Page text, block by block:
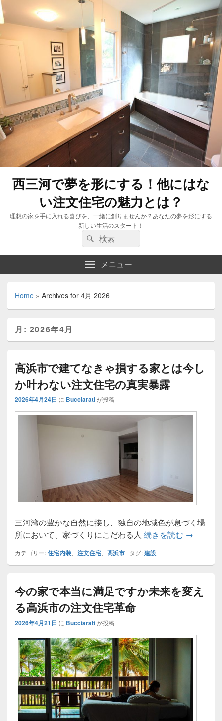
西三河で夢を形にする！他にはな
い注文住宅の魅力とは？
理想の家を手に入れる喜びを、一緒に創りませんか？あなたの夢を形にする
新しい生活のスタート！
検
索:
検
索
メニュー
Home » Archives for 4月 2026
月: 2026年4月
高浜市で建てなきゃ損する家とは今し
か叶わない注文住宅の真実暴露
2026年4月24日 に Bucciaratiが投稿
三河湾の豊かな自然に接し、独自の地域色が息づく場
所において、家づくりにこだわる人 続きを読む 高浜市で
→
カテゴリー:住宅内装、 注文住宅、 高浜市 | タグ:建設
今の家で本当に満足ですか未来を変え
る高浜市の注文住宅革命
2026年4月21日 に Bucciaratiが投稿